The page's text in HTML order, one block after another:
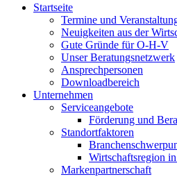
Startseite
Termine und
Neuigkeiten aus der
Gute Gründe für O-H-V
Unser Beratungsnetzwerk
Ansprechpersonen
Downloadbereich
Unternehmen
Serviceangebote
Förderung und
Standortfaktoren
Wirtschaftsregion
Markenpartnerschaft